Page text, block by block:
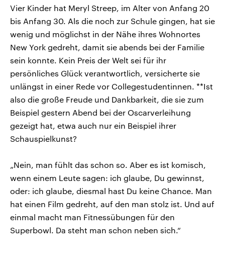
Vier Kinder hat Meryl Streep, im Alter von Anfang 20
bis Anfang 30. Als die noch zur Schule gingen, hat sie
wenig und möglichst in der Nähe ihres Wohnortes
New York gedreht, damit sie abends bei der Familie
sein konnte. Kein Preis der Welt sei für ihr
persönliches Glück verantwortlich, versicherte sie
unlängst in einer Rede vor Collegestudentinnen. **Ist
also die große Freude und Dankbarkeit, die sie zum
Beispiel gestern Abend bei der Oscarverleihung
gezeigt hat, etwa auch nur ein Beispiel ihrer
Schauspielkunst?
„Nein, man fühlt das schon so. Aber es ist komisch,
wenn einem Leute sagen: ich glaube, Du gewinnst,
oder: ich glaube, diesmal hast Du keine Chance. Man
hat einen Film gedreht, auf den man stolz ist. Und auf
einmal macht man Fitnessübungen für den
Superbowl. Da steht man schon neben sich.“